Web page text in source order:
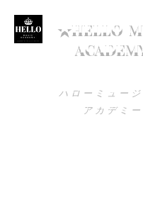
★HELLO
ハローミュージ
アカデミー